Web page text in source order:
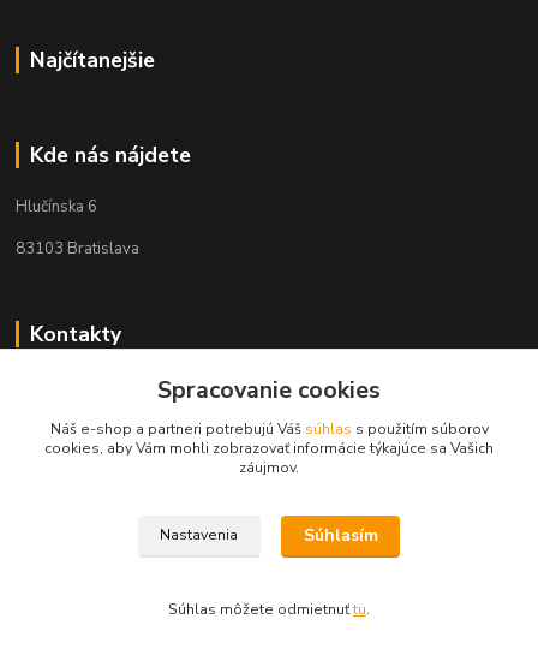
Najčítanejšie
Kde nás nájdete
Hlučínska 6
83103 Bratislava
Kontakty
+421 908 678 479
info@audiovideoshop.sk
Spracovanie cookies
Náš e-shop a partneri potrebujú Váš súhlas s použitím súborov
cookies, aby Vám mohli zobrazovať informácie týkajúce sa Vašich
záujmov.
Nastavenia Súhlasím
Súhlas môžete odmietnuťtu.